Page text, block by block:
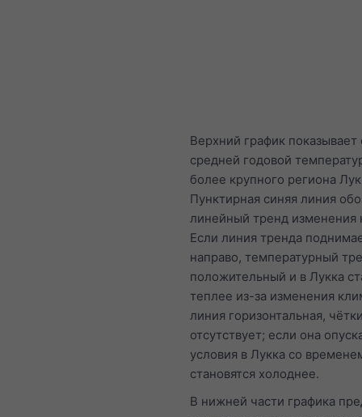
Верхний график показывает
средней годовой
более крупного региона
Пунктирная синяя линия
линейный тренд изменения
Если линия тренда
направо, температурный
положительный и в Лукка
теплее из-за изменения
линия горизонтальная,
отсутствует; если она
условия в Лукка со
становятся холоднее.
В нижней части графика